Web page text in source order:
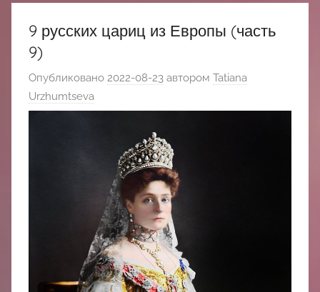
俄
罗
斯
ПЕКИНЕ
9 русских цариц из Европы (часть
9)
Опубликовано 2022-08-23 автором Tatiana
Urzhumtseva